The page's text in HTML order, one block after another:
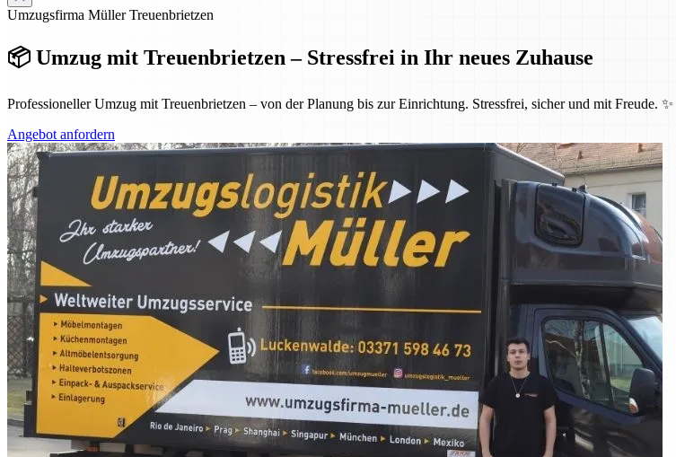
Umzugsfirma Müller Treuenbrietzen
📦 Umzug mit Treuenbrietzen – Stressfrei in Ihr neues Zuhause
Professioneller Umzug mit Treuenbrietzen – von der Planung bis zur Einrichtung. Stressfrei, sicher und mit Freude. ✨
Angebot anfordern